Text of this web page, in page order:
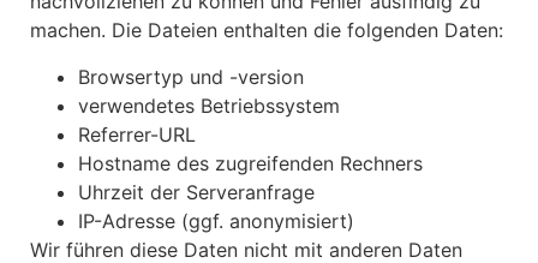
machen. Die Dateien enthalten die folgenden Daten:
Browsertyp und -version
verwendetes Betriebssystem
Referrer-URL
Hostname des zugreifenden Rechners
Uhrzeit der Serveranfrage
IP-Adresse (ggf. anonymisiert)
Wir führen diese Daten nicht mit anderen Daten